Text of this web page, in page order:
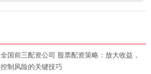
全国前三配资公司 股票配资策略：放大收益，
控制风险的关键技巧